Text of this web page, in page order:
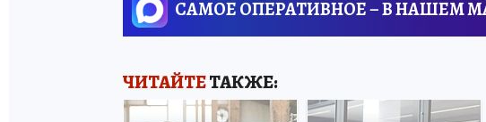
САМОЕ ОПЕРАТИВНОЕ – В НАШЕМ
ЧИТАЙТЕТАКЖЕ: